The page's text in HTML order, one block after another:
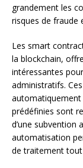
grandement les
risques de fraude
Les smart
la blockchain,
intéressantes
administratifs.
automatiquement
prédéfinies sont
d’une subvention
automatisation
de traitement